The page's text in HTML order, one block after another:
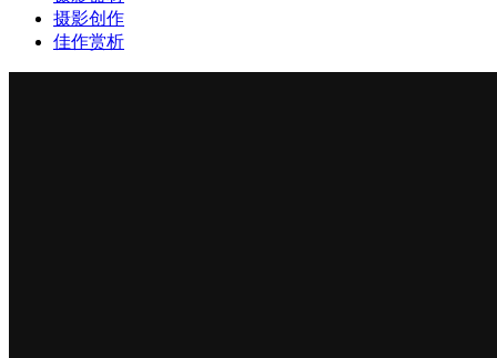
摄影创作
佳作赏析